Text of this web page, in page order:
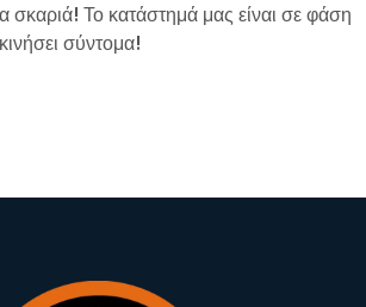
σκαριά! Το κατάστημά μας είναι σε φάση
σύντομα!